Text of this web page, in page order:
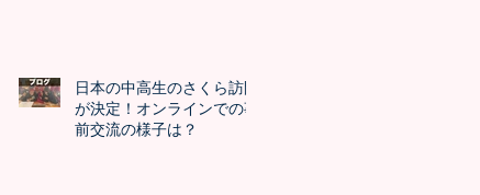
日本の中高生のさくら訪問
が決定！オンラインでの事
前交流の様子は？